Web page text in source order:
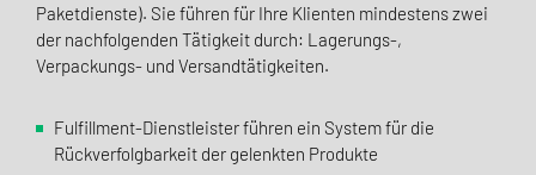
Paketdienste). Sie führen für Ihre Klienten mindestens zwei
der nachfolgenden Tätigkeit durch: Lagerungs-,
Verpackungs- und Versandtätigkeiten.
Fulfillment-Dienstleister führen ein System für die
Rückverfolgbarkeit der gelenkten Produkte